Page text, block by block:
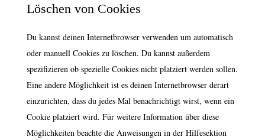
Löschen von Cookies
Du kannst deinen Internetbrowser verwenden um automatisch
oder manuell Cookies zu löschen. Du kannst außerdem
spezifizieren ob spezielle Cookies nicht platziert werden sollen.
Eine andere Möglichkeit ist es deinen Internetbrowser derart
einzurichten, dass du jedes Mal benachrichtigt wirst, wenn ein
Cookie platziert wird. Für weitere Information über diese
Möglichkeiten beachte die Anweisungen in der Hilfesektion